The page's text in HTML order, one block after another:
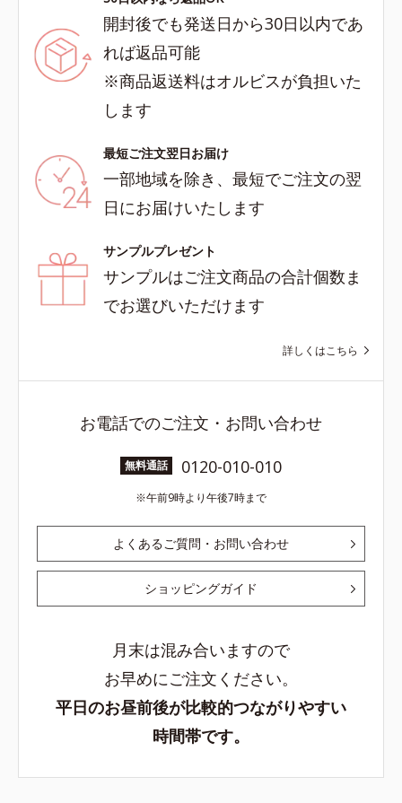
開封後でも発送日から30日以内であ
れば返品可能
※商品返送料はオルビスが負担いた
します
最短ご注文翌日お届け
一部地域を除き、最短でご注文の翌
日にお届けいたします
サンプルプレゼント
サンプルはご注文商品の合計個数ま
でお選びいただけます
詳しくはこちら
お電話でのご注文・お問い合わせ
無料通話 0120-010-010
午前9時より午後7時まで
よくあるご質問・お問い合わせ
ショッピングガイド
月末は混み合いますので
お早めにご注文ください。
平日のお昼前後が比較的つながりやすい
時間帯です。